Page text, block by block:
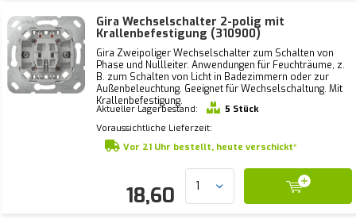
Gira Wechselschalter 2-polig mit
Krallenbefestigung (310900)
Gira Zweipoliger Wechselschalter zum Schalten von
Phase und Nullleiter. Anwendungen für Feuchträume, z.
B. zum Schalten von Licht in Badezimmern oder zur
Außenbeleuchtung. Geeignet für Wechselschaltung. Mit
Krallenbefestigung.
Aktueller Lagerbestand:
5 Stück
Voraussichtliche Lieferzeit:
Vor 21 Uhr bestellt, heute verschickt*
18,60